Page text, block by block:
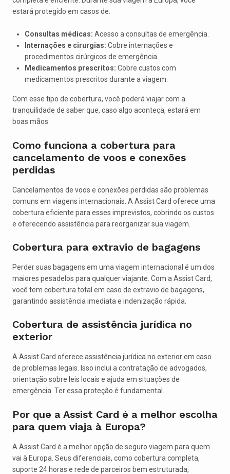
estará protegido em casos de:
Consultas médicas: Acesso a consultas de emergência.
Internações e cirurgias: Cobre internações e
procedimentos cirúrgicos de emergência.
Medicamentos prescritos: Cobre custos com
medicamentos prescritos durante a viagem.
Com esse tipo de cobertura, você poderá viajar com a
tranquilidade de saber que, caso algo aconteça, estará em
boas mãos.
Como funciona a cobertura para
cancelamento de voos e conexões
perdidas
Cancelamentos de voos e conexões perdidas são problemas
comuns em viagens internacionais. A Assist Card oferece uma
cobertura eficiente para esses imprevistos, cobrindo os custos
e oferecendo assistência para reorganizar sua viagem.
Cobertura para extravio de bagagens
Perder suas bagagens em uma viagem internacional é um dos
maiores pesadelos para qualquer viajante. Com a Assist Card,
você tem cobertura total em caso de extravio de bagagens,
garantindo assistência imediata e indenização rápida.
Cobertura de assistência jurídica no
exterior
A Assist Card oferece assistência jurídica no exterior em caso
de problemas legais. Isso inclui a contratação de advogados,
orientação sobre leis locais e ajuda em situações de
emergência. Ter essa proteção é fundamental.
Por que a Assist Card é a melhor escolha
para quem viaja à Europa?
A Assist Card é a melhor opção de seguro viagem para quem
vai à Europa. Seus diferenciais, como cobertura completa,
suporte 24 horas e rede de parceiros bem estruturada,